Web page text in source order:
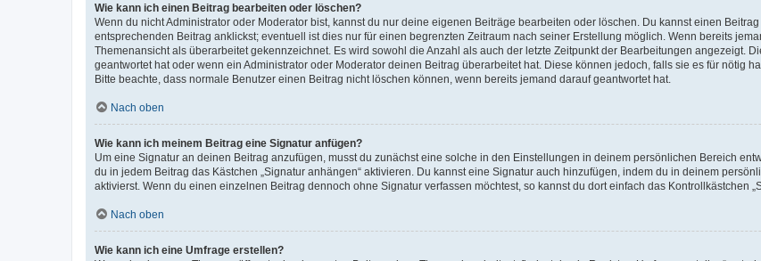
Wie kann ich einen Beitrag bearbeiten oder löschen?
Wenn du nicht Administrator oder Moderator bist, kannst du nur deine eigenen Beiträge bearbeiten oder löschen. Du kannst einen
entsprechenden Beitrag anklickst; eventuell ist dies nur für einen begrenzten Zeitraum nach seiner Erstellung möglich. Wenn bereits
Themenansicht als überarbeitet gekennzeichnet. Es wird sowohl die Anzahl als auch der letzte Zeitpunkt der Bearbeitungen angezeigt.
geantwortet hat oder wenn ein Administrator oder Moderator deinen Beitrag überarbeitet hat. Diese können jedoch, falls sie es für nötig
Bitte beachte, dass normale Benutzer einen Beitrag nicht löschen können, wenn bereits jemand darauf geantwortet hat.
Nach oben
Wie kann ich meinem Beitrag eine Signatur anfügen?
Um eine Signatur an deinen Beitrag anzufügen, musst du zunächst eine solche in den Einstellungen in deinem persönlichen Bereich
du in jedem Beitrag das Kästchen „Signatur anhängen“ aktivieren. Du kannst eine Signatur auch hinzufügen, indem du in deinem
aktivierst. Wenn du einen einzelnen Beitrag dennoch ohne Signatur verfassen möchtest, so kannst du dort einfach das Kontrollkästchen
Nach oben
Wie kann ich eine Umfrage erstellen?